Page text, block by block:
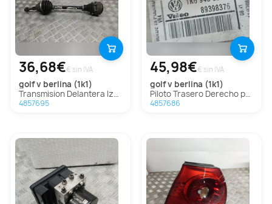
36,68€€ sin IVA
golf v berlina (1k1)
Transmision Delantera Izquierda Para Volkswagen Golf V Berlina
4857695
45,98€€ sin IVA
golf v berlina (1k1)
Piloto Trasero Derecho para Volkswagen Golf V Berlina (1K1)
4857686